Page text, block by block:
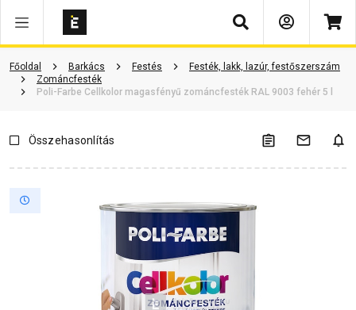
Keresés
Főoldal Barkács Festés
Festék, lakk, lazúr, festőszerszám
Zománcfesték
Poli-Farbe Cellkolor magasfényű zománcfesték RAL 9003 fehér 5 l
Termékinformáció Kérdések és válaszok
Összehasonlítás